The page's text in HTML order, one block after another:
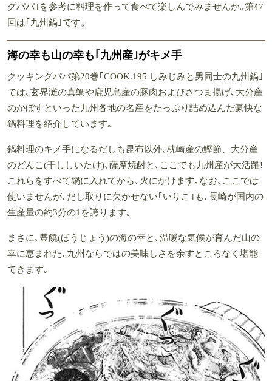
グパパ｣を参考に料理を作って食べて楽しんでみませんか｡第47
回は｢九州鍋｣です。
海の幸も山の幸も｢九州産｣がキメ手
クッキングパパ第20巻｢COOK.195 しみじみと男同士の九州鍋｣
では､玄界灘の真鯛や鹿児島産の豚肉およびさつま揚げ､大分産
のかぼすといった九州各地の名産をたっぷり詰め込んだ豪快な
鍋料理を紹介しています｡
鍋料理のキメ手になるだしも昆布以外､枕崎産の鰹節、大分産
のどんこ(干ししいたけ)､薩摩焼酎と､ここでも九州産が大活躍!
これらをすべて鍋に入れてから､火にかけます｡なお､ここでは
使いませんが､だし取りに欠かせない｢いりこ｣も､長崎が国内の
生産量の約3分の1を誇ります｡
まさに､豊饒(ほうじょう)の海の幸と､温暖な気候が育んだ山の
幸に恵まれた､九州ならではの美味しさを余すところなく堪能
できます｡